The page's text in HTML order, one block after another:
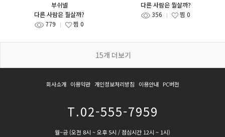
부쉬넬
다른 사람은 뭘살까?
779
찜 0
다른 사람은 뭘살까?
356
찜 0
15개 더보기
회사소개 이용약관 개인정보처리방침 이용안내 PC버전
T.02-555-7959
월~금 (오전 8시 ~ 오후 5시 / 점심시간 12시 ~ 1시)